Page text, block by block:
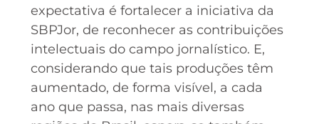
expectativa é fortalecer a iniciativa da
SBPJor, de reconhecer as contribuições
intelectuais do campo jornalístico. E,
considerando que tais produções têm
aumentado, de forma visível, a cada
ano que passa, nas mais diversas